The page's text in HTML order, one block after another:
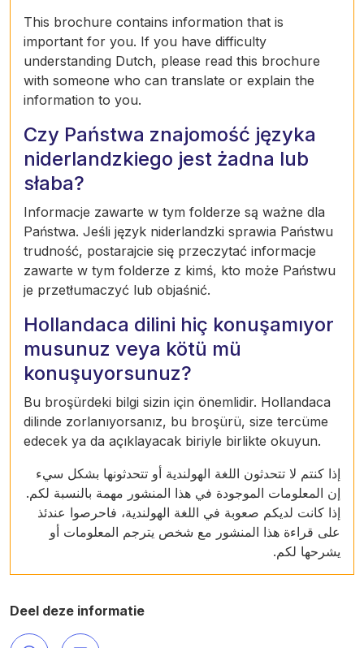
This brochure contains information that is
important for you. If you have difficulty
understanding Dutch, please read this brochure
with someone who can translate or explain the
information to you.
Czy Państwa znajomość języka
niderlandzkiego jest żadna lub
słaba?
Informacje zawarte w tym folderze są ważne dla
Państwa. Jeśli język niderlandzki sprawia Państwu
trudność, postarajcie się przeczytać informacje
zawarte w tym folderze z kimś, kto może Państwu
je przetłumaczyć lub objaśnić.
Hollandaca dilini hiç konuşamıyor
musunuz veya kötü mü
konuşuyorsunuz?
Bu broşürdeki bilgi sizin için önemlidir. Hollandaca
dilinde zorlanıyorsanız, bu broşürü, size tercüme
edecek ya da açıklayacak biriyle birlikte okuyun.
إذا كنتم لا تتحدثون اللغة الهولندية أو تتحدثونها بشكل سيء
إن المعلومات الموجودة في هذا المنشور مهمة بالنسبة لكم.
إذا كانت لديكم صعوبة في اللغة الهولندية، فاحرصوا عندئذ
على قراءة هذا المنشور مع شخص يترجم المعلومات أو
يشرحها لكم.
Deel deze informatie